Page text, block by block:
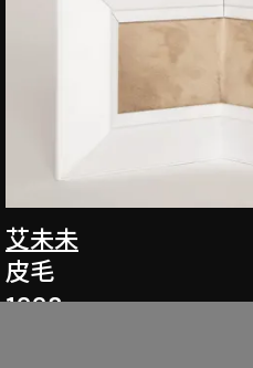
艾未未
皮毛
1998